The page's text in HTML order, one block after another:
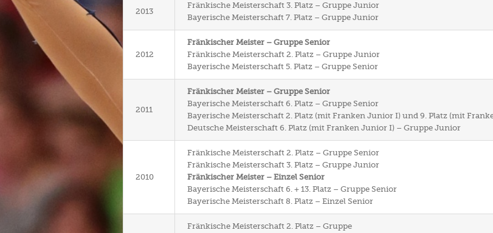
2013
Fränkische Meisterschaft 3. Platz – Gruppe Junior
Bayerische Meisterschaft 7. Platz – Gruppe Junior
2012
Fränkischer Meister – Gruppe Senior
Fränkische Meisterschaft 2. Platz – Gruppe Junior
Bayerische Meisterschaft 5. Platz – Gruppe Senior
2011
Fränkischer Meister – Gruppe Senior
Bayerische Meisterschaft 6. Platz – Gruppe Senior
Bayerische Meisterschaft 2. Platz (mit Franken Junior I) und 9. Platz (mit
Deutsche Meisterschaft 6. Platz (mit Franken Junior I) – Gruppe Junior
2010
Fränkische Meisterschaft 2. Platz – Gruppe Senior
Fränkische Meisterschaft 3. Platz – Gruppe Junior
Fränkischer Meister – Einzel Senior
Bayerische Meisterschaft 6. + 13. Platz – Gruppe Senior
Bayerische Meisterschaft 8. Platz – Einzel Senior
Fränkische Meisterschaft 2. Platz – Gruppe